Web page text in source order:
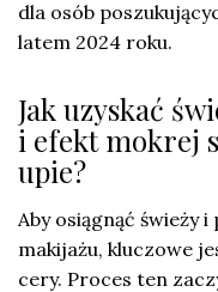
dla osób
latem 2024 roku.
Jak uzyskać
i efekt mokrej
upie?
Aby osiągnąć świeży
makijażu, kluczowe
cery. Proces ten